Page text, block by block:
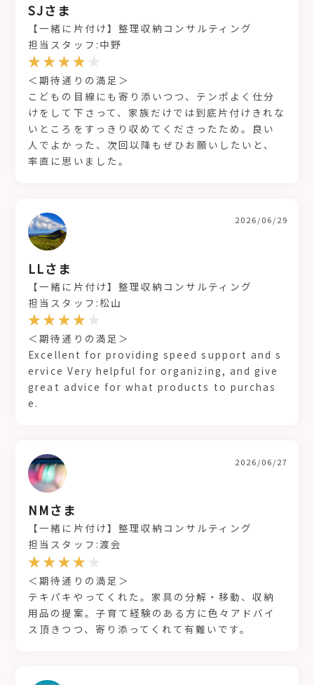
SJさま
【一緒に片付け】整理収納コンサルティング
担当スタッフ:中野
＜期待通りの満足＞
こどもの目線にも寄り添いつつ、テンポよく仕分
けをして下さって、家族だけでは到底片付けきれな
いところをすっきり収めてくださったため。良い
人でよかった、次回以降もぜひお願いしたいと、
率直に思いました。
LLさま
2026/06/29
【一緒に片付け】整理収納コンサルティング
担当スタッフ:松山
＜期待通りの満足＞
Excellent for providing speed support and s
ervice Very helpful for organizing, and give
great advice for what products to purchas
e.
NMさま
2026/06/27
【一緒に片付け】整理収納コンサルティング
担当スタッフ:渡会
＜期待通りの満足＞
テキパキやってくれた。家具の分解・移動、収納
用品の提案。子育て経験のある方に色々アドバイ
ス頂きつつ、寄り添ってくれて有難いです。